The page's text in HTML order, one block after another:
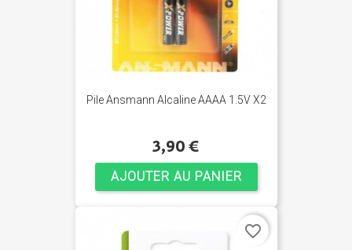
Pile Ansmann Alcaline AAAA 1.5V X2
3,90 €
AJOUTER AU PANIER
favorite_border